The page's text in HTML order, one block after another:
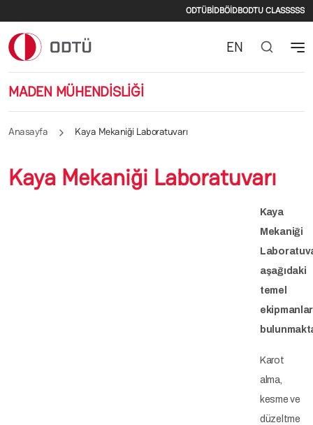
İkincil menü
ODTÜBİDBÖİDBODTU CLASSSSS
MADEN MÜHENDİSLİĞİ
EN
Anasayfa Kaya Mekaniği Laboratuvarı
Kaya Mekaniği Laboratuvarı
Kaya
Mekaniği
aşağıdaki
temel
ekipmanlar
Karot
alma,
kesme ve
düzeltme